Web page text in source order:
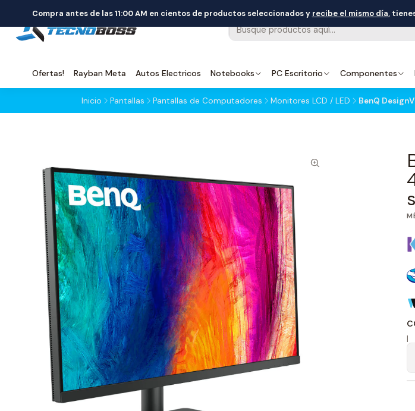
Ofertas! Rayban Meta Autos Electricos Notebooks PC Escritorio Componentes
Compra antes de las 11:00 AM en cientos de productos seleccionados y recibe el mismo día,
Inicio Pantallas Pantallas de Computadores Monitores LCD / LED BenQ
|